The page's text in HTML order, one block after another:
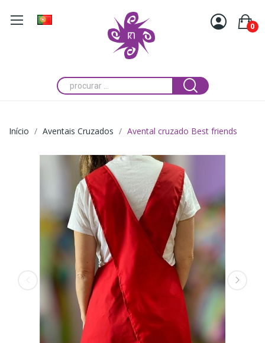
0
Início Aventais Cruzados Avental cruzado Best friends